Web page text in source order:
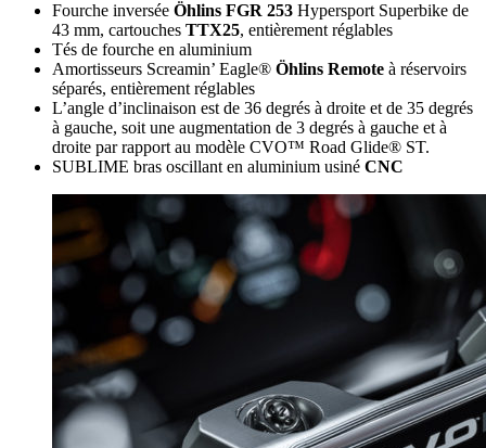
Fourche inversée Öhlins FGR 253 Hypersport Superbike de
43 mm, cartouches TTX25, entièrement réglables
Tés de fourche en aluminium
Amortisseurs Screamin’ Eagle® Öhlins Remote à réservoirs
séparés, entièrement réglables
L’angle d’inclinaison est de 36 degrés à droite et de 35 degrés
à gauche, soit une augmentation de 3 degrés à gauche et à
droite par rapport au modèle CVO™ Road Glide® ST.
SUBLIME bras oscillant en aluminium usiné CNC